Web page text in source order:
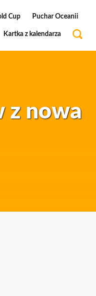
Cup Puchar Oceanii
Kartka z kalendarza
z nowa